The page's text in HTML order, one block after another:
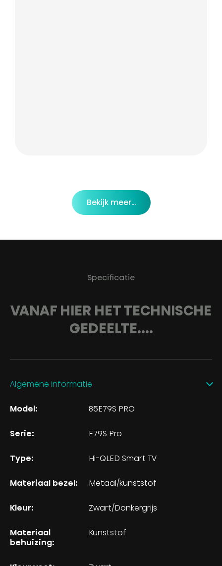
Bekijk meer...
Specificatie
VANAF HIER HET TECHNISCHE
GEDEELTE....
Algemene informatie
Model: 85E79S PRO
Serie: E79S Pro
Type: Hi-QLED Smart TV
Materiaal bezel: Metaal/kunststof
Kleur: Zwart/Donkergrijs
Materiaal
behuizing:
Kunststof